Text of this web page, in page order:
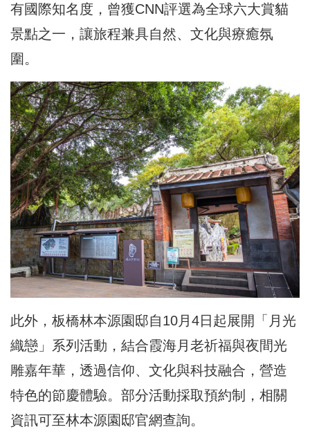
有國際知名度，曾獲CNN評選為全球六大賞貓
景點之一，讓旅程兼具自然、文化與療癒氛
圍。
此外，板橋林本源園邸自10月4日起展開「月光
織戀」系列活動，結合霞海月老祈福與夜間光
雕嘉年華，透過信仰、文化與科技融合，營造
特色的節慶體驗。部分活動採取預約制，相關
資訊可至林本源園邸官網查詢。